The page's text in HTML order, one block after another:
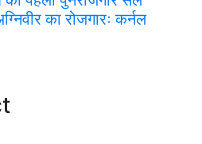
का रोजगारः कर्नल